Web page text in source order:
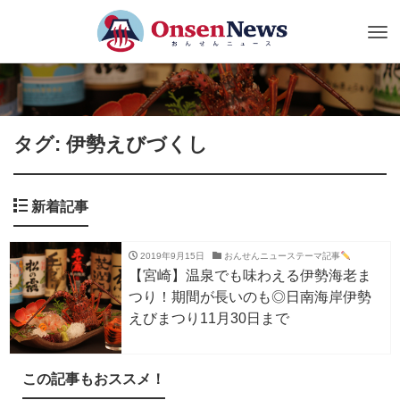
タグ: 伊勢えびづくし
新着記事
2019年9月15日 おんせんニューステーマ記事
【宮崎】温泉でも味わえる伊勢海老ま
つり！期間が長いのも◎日南海岸伊勢
えびまつり11月30日まで
この記事もおススメ！